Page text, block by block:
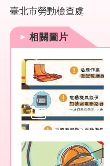
首
頁
English
陳
系
統
常
見
臺北市勞動檢查處
相關圖片